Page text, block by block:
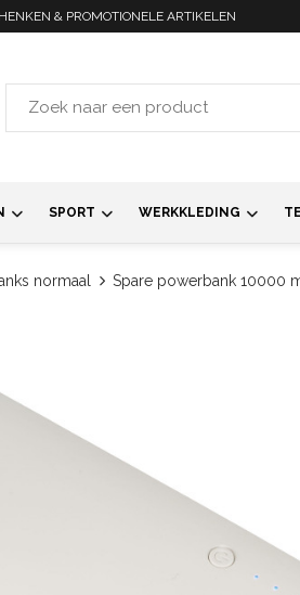
& PROMOTIONELE ARTIKELEN
SPORT WERKKLEDING
normaal Spare powerbank 10000